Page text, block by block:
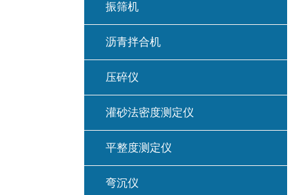
振筛机
沥青拌合机
压碎仪
灌砂法密度测定仪
平整度测定仪
弯沉仪